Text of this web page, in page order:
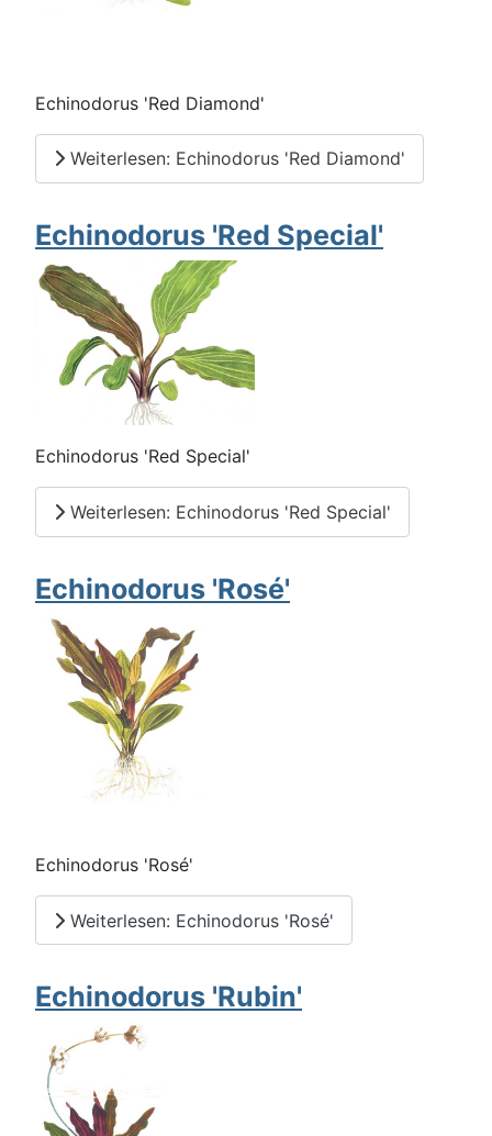
Echinodorus 'Red Diamond'
Weiterlesen: Echinodorus 'Red Diamond'
Echinodorus 'Red Special'
Echinodorus 'Red Special'
Weiterlesen: Echinodorus 'Red Special'
Echinodorus 'Rosé'
Echinodorus 'Rosé'
Weiterlesen: Echinodorus 'Rosé'
Echinodorus 'Rubin'